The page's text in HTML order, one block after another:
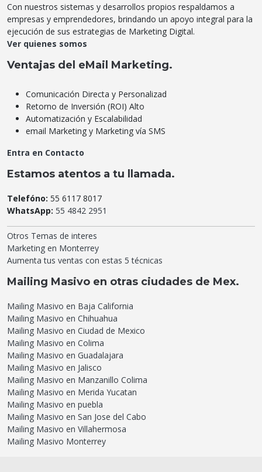
Con nuestros sistemas y desarrollos propios respaldamos a
empresas y emprendedores, brindando un apoyo integral para la
ejecución de sus estrategias de Marketing Digital.
Ver quienes somos
Ventajas del eMail Marketing.
Comunicación Directa y Personalizad
Retorno de Inversión (ROI) Alto
Automatización y Escalabilidad
email Marketing y Marketing vía SMS
Entra en Contacto
Estamos atentos a tu llamada.
Telefóno: 55 6117 8017
WhatsApp: 55 4842 2951
Otros Temas de interes
Marketing en Monterrey
Aumenta tus ventas con estas 5 técnicas
Mailing Masivo en otras ciudades de Mex.
Mailing Masivo en Baja California
Mailing Masivo en Chihuahua
Mailing Masivo en Ciudad de Mexico
Mailing Masivo en Colima
Mailing Masivo en Guadalajara
Mailing Masivo en Jalisco
Mailing Masivo en Manzanillo Colima
Mailing Masivo en Merida Yucatan
Mailing Masivo en puebla
Mailing Masivo en San Jose del Cabo
Mailing Masivo en Villahermosa
Mailing Masivo Monterrey